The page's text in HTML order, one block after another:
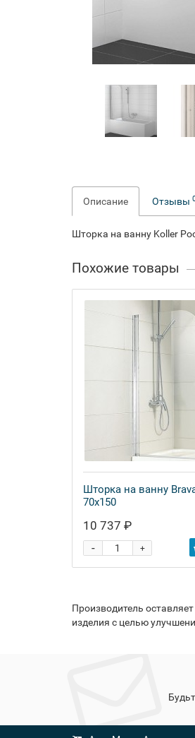
Описание Отзывы
Шторка на ванну Koller
Похожие товары
Шторка на ванну
70x150
10 737 ₽
+
-
Производитель
изделия с целью